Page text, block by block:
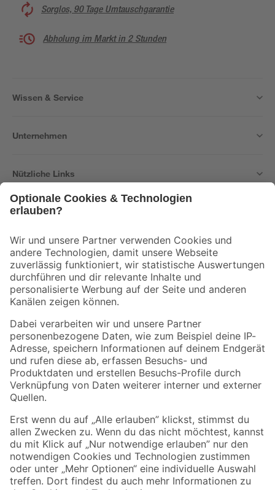
Sorglos, 90 Tage Umtauschgarantie
Abholung im Markt in 2 Stunden
Wissen & Service
Unternehmen
Nützliche Links
Der toom Newsletter: Keine Angebote und Aktionen mehr verpassen!
Zur Newsletter Anmeldung
Folge uns
Zahlungsarten Versandarten
Sicher einkaufen
Jetzt die toom-App herunterladen